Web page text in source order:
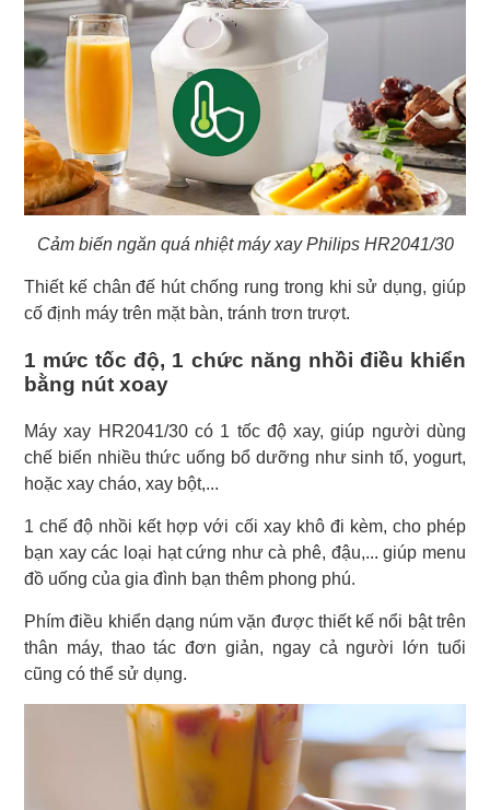
Cảm biến ngăn quá nhiệt máy xay Philips HR2041/30
Thiết kế chân đế hút chống rung trong khi sử dụng, giúp
cố định máy trên mặt bàn, tránh trơn trượt.
1 mức tốc độ, 1 chức năng nhồi điều khiển
bằng nút xoay
Máy xay HR2041/30 có 1 tốc độ xay, giúp người dùng
chế biến nhiều thức uống bổ dưỡng như sinh tố, yogurt,
hoặc xay cháo, xay bột,...
1 chế độ nhồi kết hợp với cối xay khô đi kèm, cho phép
bạn xay các loại hạt cứng như cà phê, đậu,... giúp menu
đồ uống của gia đình bạn thêm phong phú.
Phím điều khiển dạng núm vặn được thiết kế nổi bật trên
thân máy, thao tác đơn giản, ngay cả người lớn tuổi
cũng có thể sử dụng.